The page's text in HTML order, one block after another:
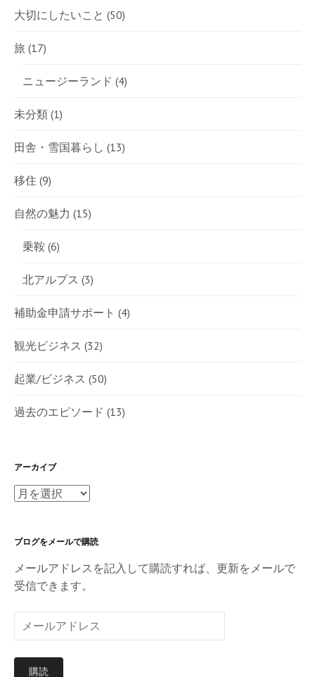
大切にしたいこと (50)
旅 (17)
ニュージーランド (4)
未分類 (1)
田舎・雪国暮らし (13)
移住 (9)
自然の魅力 (15)
乗鞍 (6)
北アルプス (3)
補助金申請サポート (4)
観光ビジネス (32)
起業/ビジネス (50)
過去のエピソード (13)
アーカイブ
ア
イ
ブ
ブログをメールで購読
メールアドレスを記入して購読すれば、更新をメールで
受信できます。
ー
ル
購読